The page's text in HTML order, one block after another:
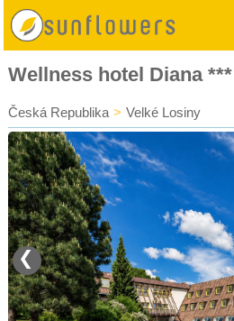
Wellness hotel Diana ***
Česká Republika > Velké Losiny
❮